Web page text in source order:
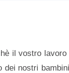
il vostro
nostri